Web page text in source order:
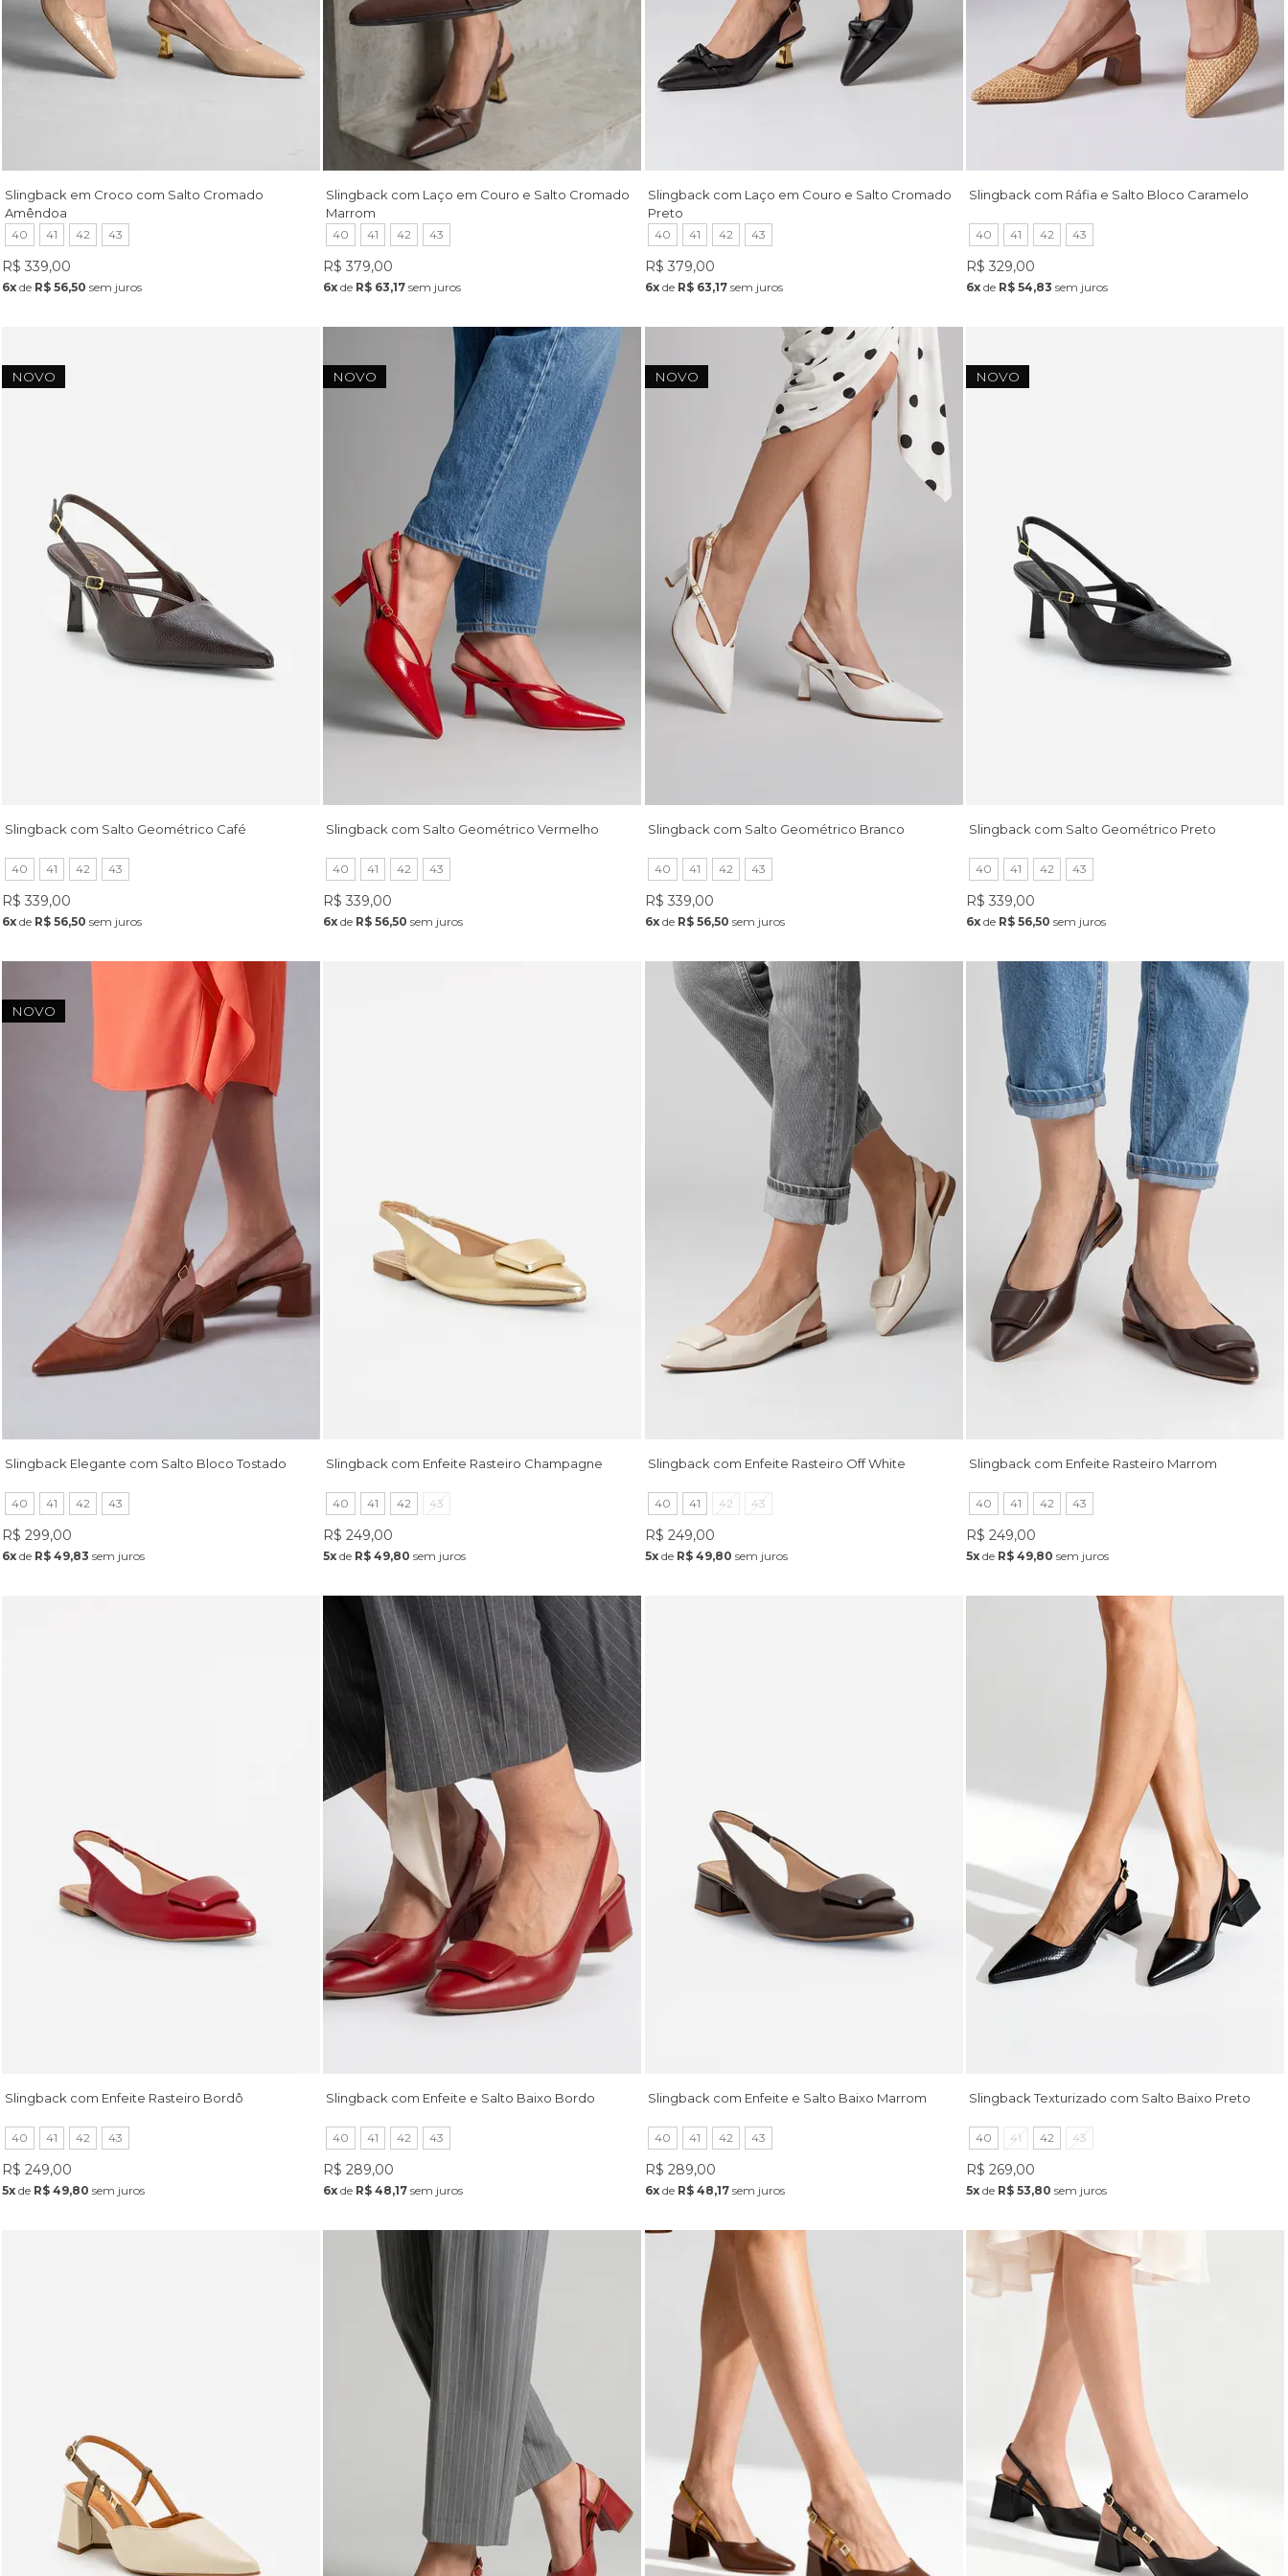
Slingback em Croco com Salto Cromado
Amêndoa
40 41 42 43
R$ 339,00
6xde R$ 56,50 sem juros
Slingback com Laço em Couro e Salto Cromado
Marrom
40 41 42 43
R$ 379,00
6x de R$ 63,17 sem juros
Slingback com Laço em Couro e Salto Cromado
Preto
40 41 42 43
R$ 379,00
6xde R$ 63,17sem juros
Slingback com Ráfia e Salto Bloco Caramelo
40 41 42 43
R$ 329,00
6xde R$ 54,83 sem juros
NOVO
Slingback com Salto Geométrico Café
40 41 42 43
R$ 339,00
6xde R$ 56,50 sem juros
NOVO
Slingback com Salto Geométrico Vermelho
40 41 42 43
R$ 339,00
6x de R$ 56,50 sem juros
NOVO
Slingback com Salto Geométrico Branco
40 41 42 43
R$ 339,00
6xde R$ 56,50 sem juros
NOVO
Slingback com Salto Geométrico Preto
40 41 42 43
R$ 339,00
6xde R$ 56,50 sem juros
NOVO
Slingback Elegante com Salto Bloco Tostado
40 41 42 43
R$ 299,00
6xde R$ 49,83 sem juros
Slingback com Enfeite Rasteiro Champagne
40 41 42 43
R$ 249,00
5x de R$ 49,80 sem juros
Slingback com Enfeite Rasteiro Off White
40 41 42 43
R$ 249,00
5xde R$ 49,80 sem juros
Slingback com Enfeite Rasteiro Marrom
40 41 42 43
R$ 249,00
5xde R$ 49,80 sem juros
Slingback com Enfeite Rasteiro Bordô
40 41 42 43
R$ 249,00
5xde R$ 49,80 sem juros
Slingback com Enfeite e Salto Baixo Bordo
40 41 42 43
R$ 289,00
6x de R$ 48,17 sem juros
Slingback com Enfeite e Salto Baixo Marrom
40 41 42 43
R$ 289,00
6xde R$ 48,17sem juros
Slingback Texturizado com Salto Baixo Preto
40 41 42 43
R$ 269,00
5xde R$ 53,80 sem juros